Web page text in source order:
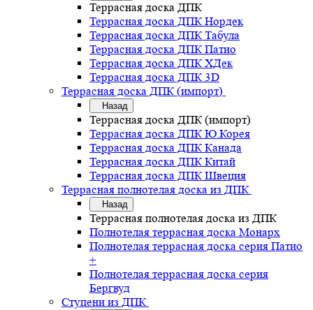
Террасная доска ДПК
Террасная доска ДПК Нордек
Террасная доска ДПК Табула
Террасная доска ДПК Патио
Террасная доска ДПК ХДек
Террасная доска ДПК 3D
Террасная доска ДПК (импорт)
Назад
Террасная доска ДПК (импорт)
Террасная доска ДПК Ю.Корея
Террасная доска ДПК Канада
Террасная доска ДПК Китай
Террасная доска ДПК Швеция
Террасная полнотелая доска из ДПК
Назад
Террасная полнотелая доска из ДПК
Полнотелая террасная доска Монарх
Полнотелая террасная доска серия Патио
+
Полнотелая террасная доска серия
Бергвуд
Ступени из ДПК